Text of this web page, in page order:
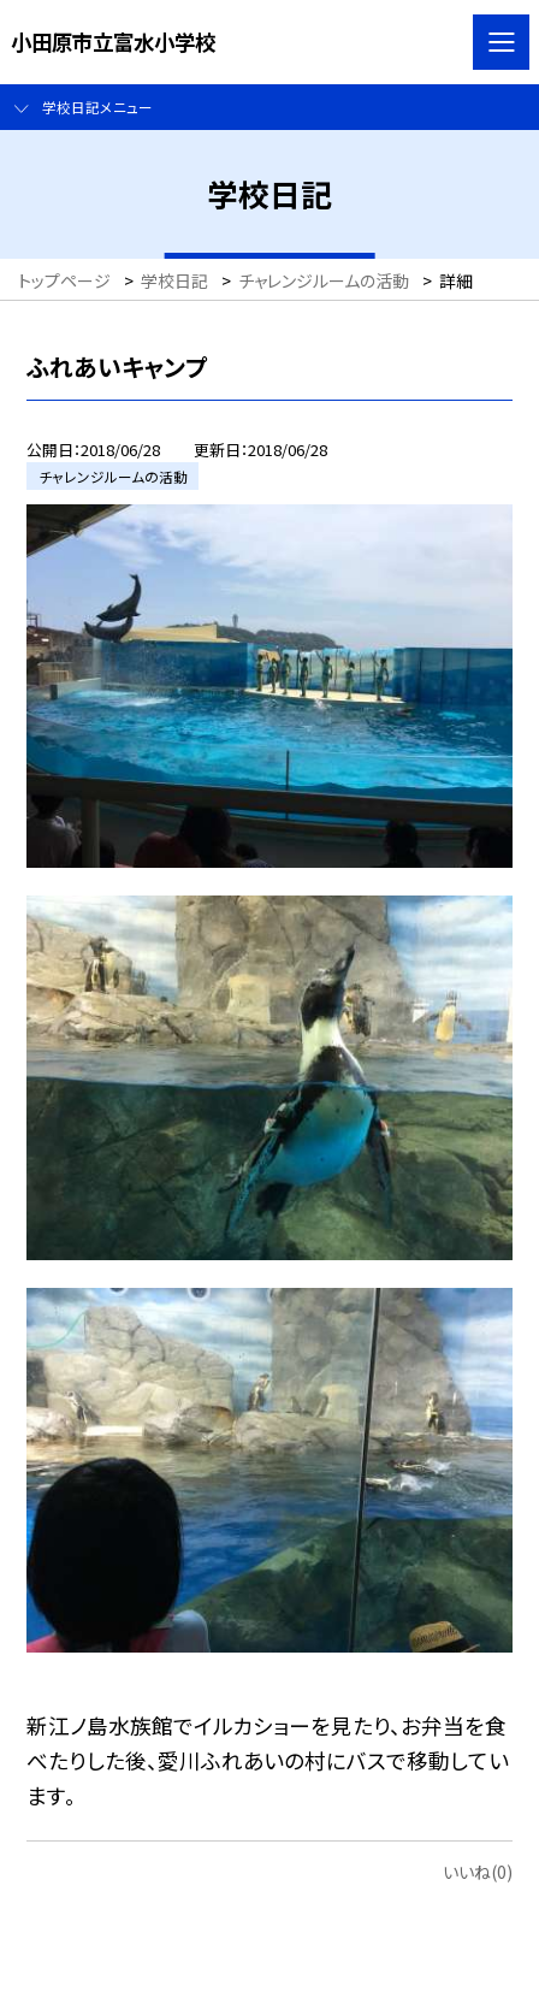
小田原市立富水小学校
学校日記メニュー
学校日記
トップページ > 学校日記 > チャレンジルームの活動 > 詳細
ふれあいキャンプ
公開日 2018/06/28 更新日 2018/06/28
チャレンジルームの活動
新江ノ島水族館でイルカショーを見たり、お弁当を食
べたりした後、愛川ふれあいの村にバスで移動してい
ます。
いいね(0)